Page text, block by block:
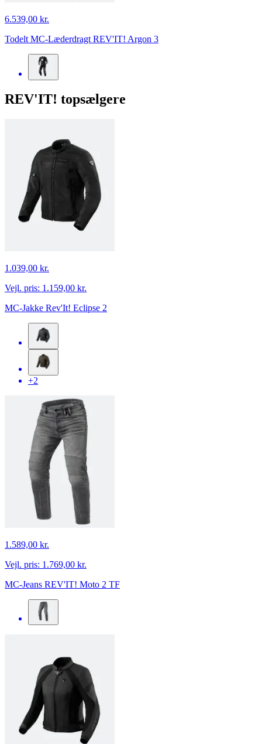
6.539,00 kr.
Todelt MC-Læderdragt REV'IT! Argon 3
REV'IT! topsælgere
1.039,00 kr.
Vejl. pris: 1.159,00 kr.
MC-Jakke Rev'It! Eclipse 2
+2
1.589,00 kr.
Vejl. pris: 1.769,00 kr.
MC-Jeans REV'IT! Moto 2 TF